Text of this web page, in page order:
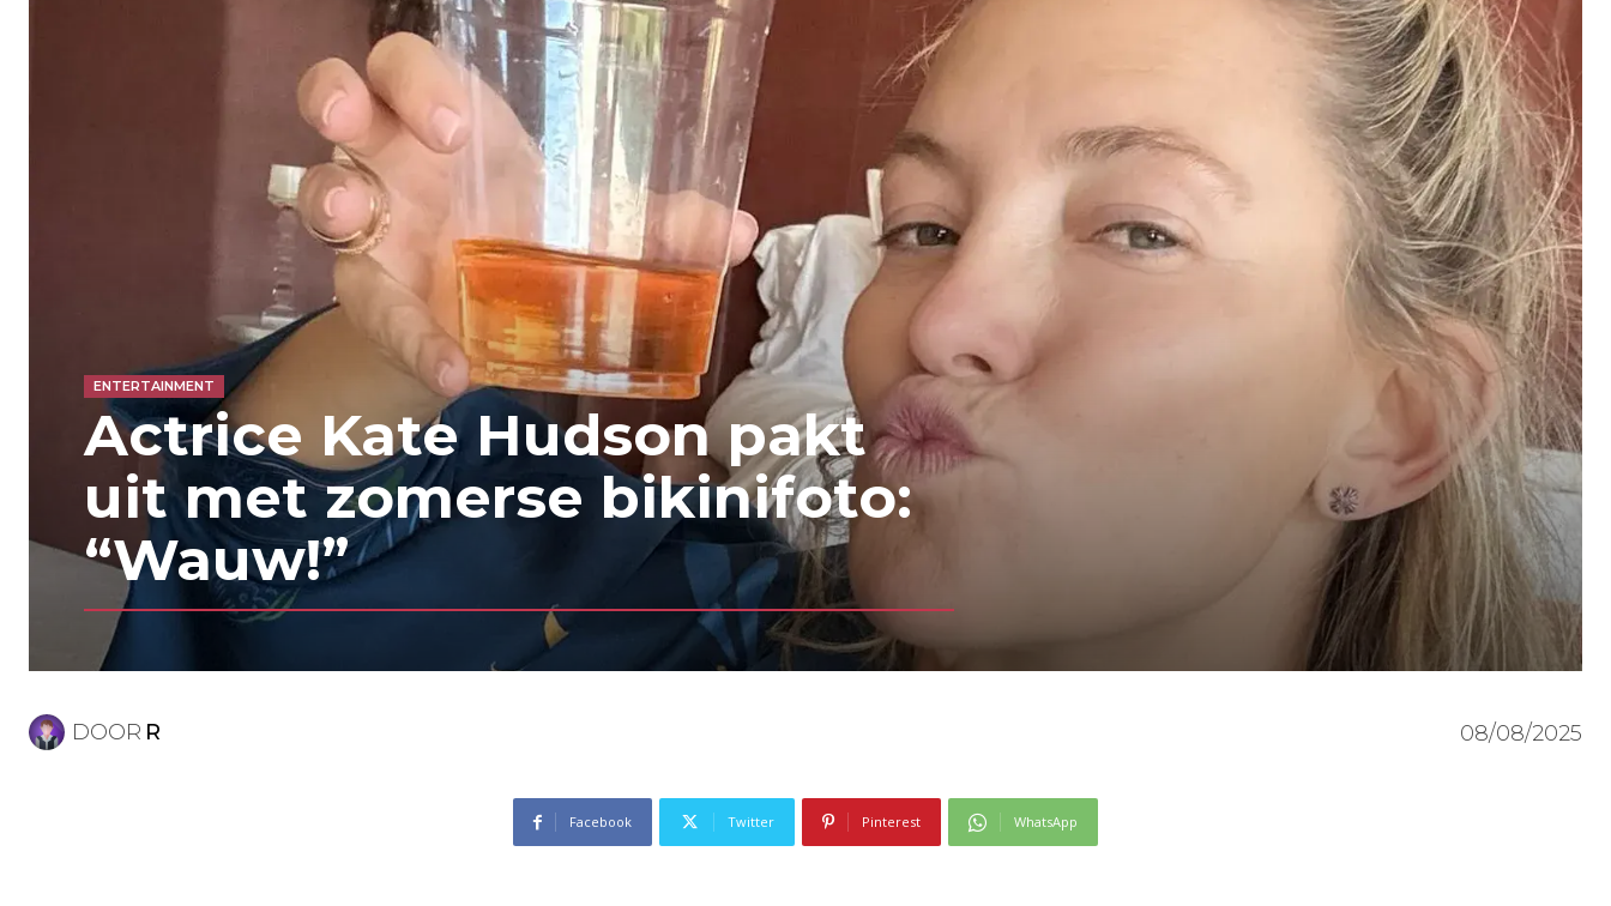
ENTERTAINMENT
Actrice Kate Hudson pakt
uit met zomerse bikinifoto:
“Wauw!”
DOOR R 08/08/2025
Facebook Twitter Pinterest WhatsApp